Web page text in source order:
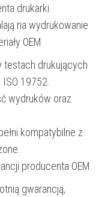
drukarki.
na wydrukowanie
OEM.
testach drukujących
19752.
wydruków oraz
kompatybilne z
producenta OEM.
gwarancją,